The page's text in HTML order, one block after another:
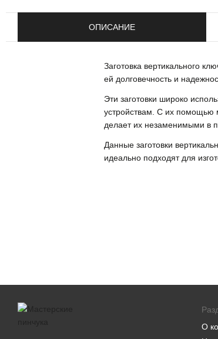
ОПИСАНИЕ
Заготовка вертикального
ей долговечность и
Эти заготовки широко
устройствам. С их помощью
делает их незаменимыми в
Данные заготовки
идеально подходят для
О